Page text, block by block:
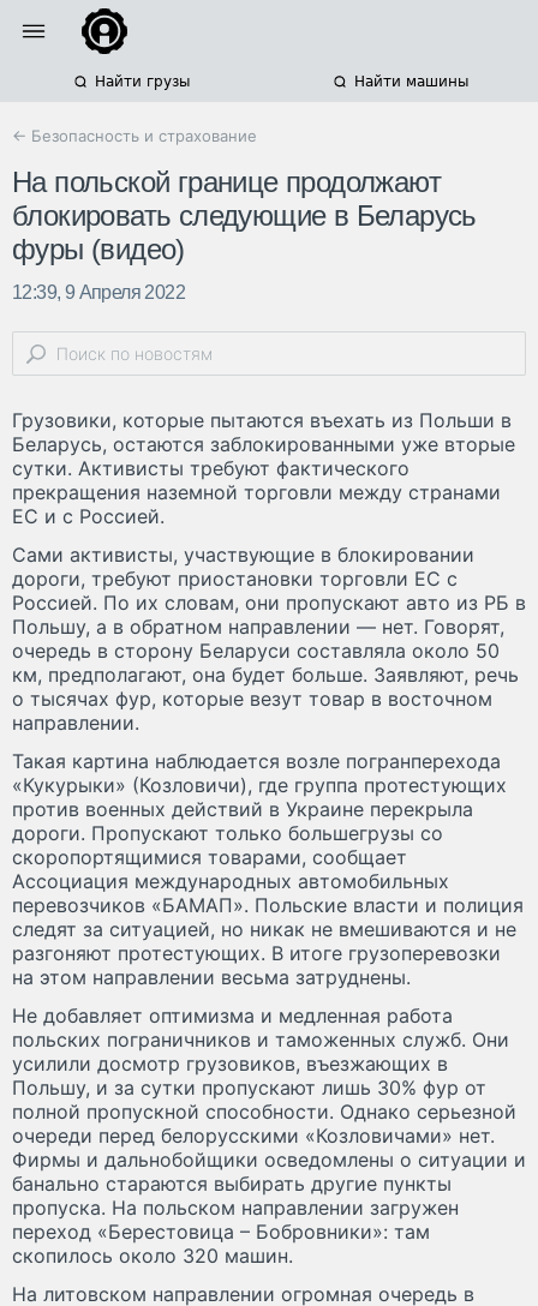
Найти грузы Найти машины
← Безопасность и страхование
На польской границе продолжают
блокировать следующие в Беларусь
фуры (видео)
12:39, 9 Апреля 2022
Грузовики, которые пытаются въехать из Польши в
Беларусь, остаются заблокированными уже вторые
сутки. Активисты требуют фактического
прекращения наземной торговли между странами
ЕС и с Россией.
Сами активисты, участвующие в блокировании
дороги, требуют приостановки торговли ЕС с
Россией. По их словам, они пропускают авто из РБ в
Польшу, а в обратном направлении — нет. Говорят,
очередь в сторону Беларуси составляла около 50
км, предполагают, она будет больше. Заявляют, речь
о тысячах фур, которые везут товар в восточном
направлении.
Такая картина наблюдается возле погранперехода
«Кукурыки» (Козловичи), где группа протестующих
против военных действий в Украине перекрыла
дороги. Пропускают только большегрузы со
скоропортящимися товарами, сообщает
Ассоциация международных автомобильных
перевозчиков «БАМАП». Польские власти и полиция
следят за ситуацией, но никак не вмешиваются и не
разгоняют протестующих. В итоге грузоперевозки
на этом направлении весьма затруднены.
Не добавляет оптимизма и медленная работа
польских пограничников и таможенных служб. Они
усилили досмотр грузовиков, въезжающих в
Польшу, и за сутки пропускают лишь 30% фур от
полной пропускной способности. Однако серьезной
очереди перед белорусскими «Козловичами» нет.
Фирмы и дальнобойщики осведомлены о ситуации и
банально стараются выбирать другие пункты
пропуска. На польском направлении загружен
переход «Берестовица – Бобровники»: там
скопилось около 320 машин.
На литовском направлении огромная очередь в